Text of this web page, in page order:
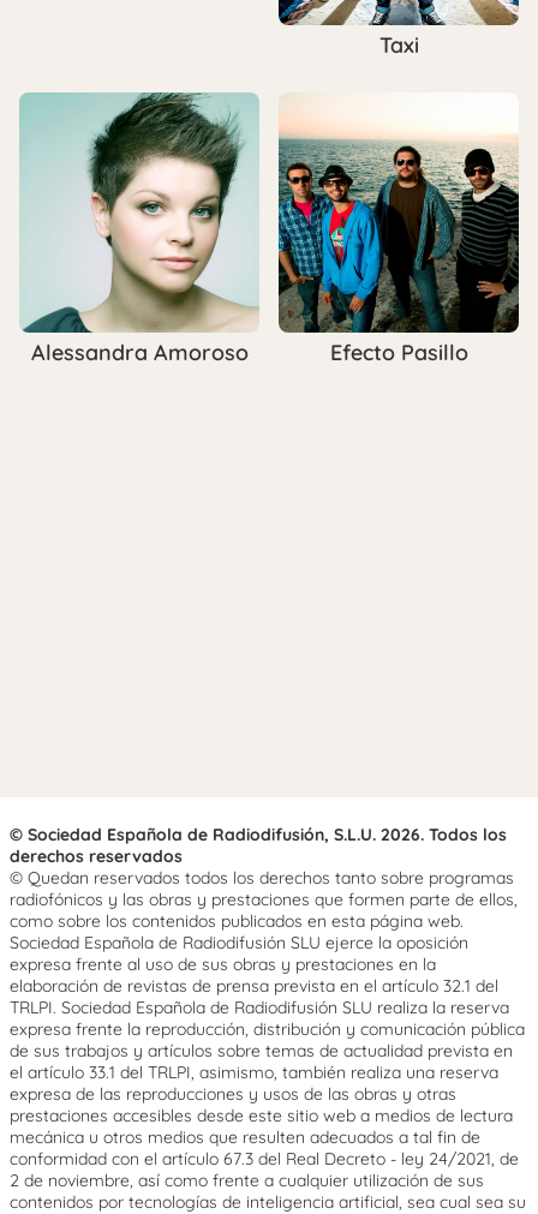
Taxi
Alessandra Amoroso Efecto Pasillo
© Sociedad Española de Radiodifusión, S.L.U. 2026. Todos los
derechos reservados
© Quedan reservados todos los derechos tanto sobre programas
radiofónicos y las obras y prestaciones que formen parte de ellos,
como sobre los contenidos publicados en esta página web.
Sociedad Española de Radiodifusión SLU ejerce la oposición
expresa frente al uso de sus obras y prestaciones en la
elaboración de revistas de prensa prevista en el artículo 32.1 del
TRLPI. Sociedad Española de Radiodifusión SLU realiza la reserva
expresa frente la reproducción, distribución y comunicación pública
de sus trabajos y artículos sobre temas de actualidad prevista en
el artículo 33.1 del TRLPI, asimismo, también realiza una reserva
expresa de las reproducciones y usos de las obras y otras
prestaciones accesibles desde este sitio web a medios de lectura
mecánica u otros medios que resulten adecuados a tal fin de
conformidad con el artículo 67.3 del Real Decreto - ley 24/2021, de
2 de noviembre, así como frente a cualquier utilización de sus
contenidos por tecnologías de inteligencia artificial, sea cual sea su